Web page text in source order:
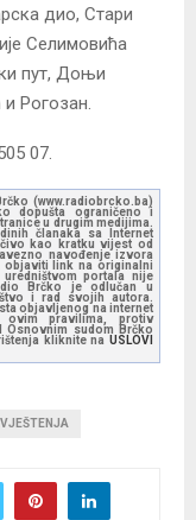
дио, Стари
Селимовића
пут, Доњи
Рогозан.
07.
(www.radiobrcko.ba)
dopušta ograničeno i
u drugim medijima.
članaka sa Internet
kao kratku vijest od
navođenje izvora
objaviti link na originalni
portala nije
Brčko je odlučan u
i rad svojih autora.
objavljenog na internet
ovim pravilima, protiv
Osnovnim sudom Brčko
kliknite na USLOVI